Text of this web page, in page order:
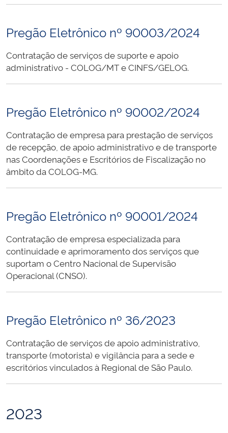
Pregão Eletrônico nº 90003/2024
Contratação de serviços de suporte e apoio
administrativo - COLOG/MT e CINFS/GELOG.
Pregão Eletrônico nº 90002/2024
Contratação de empresa para prestação de serviços
de recepção, de apoio administrativo e de transporte
nas Coordenações e Escritórios de Fiscalização no
âmbito da COLOG-MG.
Pregão Eletrônico nº 90001/2024
Contratação de empresa especializada para
continuidade e aprimoramento dos serviços que
suportam o Centro Nacional de Supervisão
Operacional (CNSO).
Pregão Eletrônico nº 36/2023
Contratação de serviços de apoio administrativo,
transporte (motorista) e vigilância para a sede e
escritórios vinculados à Regional de São Paulo.
2023